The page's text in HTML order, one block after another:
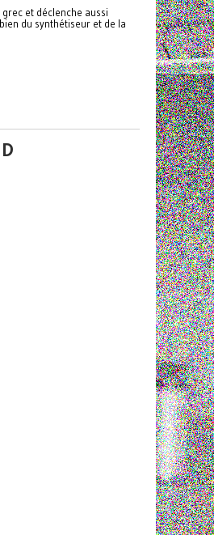
et déclenche aussi
du synthétiseur et de la